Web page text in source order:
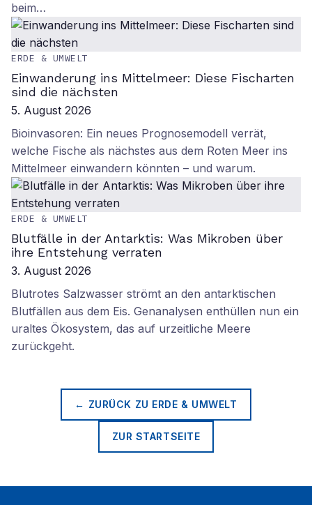
beim…
ERDE & UMWELT
Einwanderung ins Mittelmeer: Diese Fischarten
sind die nächsten
5. August 2026
Bioinvasoren: Ein neues Prognosemodell verrät,
welche Fische als nächstes aus dem Roten Meer ins
Mittelmeer einwandern könnten – und warum.
ERDE & UMWELT
Blutfälle in der Antarktis: Was Mikroben über
ihre Entstehung verraten
3. August 2026
Blutrotes Salzwasser strömt an den antarktischen
Blutfällen aus dem Eis. Genanalysen enthüllen nun ein
uraltes Ökosystem, das auf urzeitliche Meere
zurückgeht.
← ZURÜCK ZU ERDE & UMWELT
ZUR STARTSEITE